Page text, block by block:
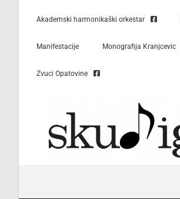
Akademski harmonikaški orkestar
Manifestacije Monografija Kranjcevic
Zvuci Opatovine